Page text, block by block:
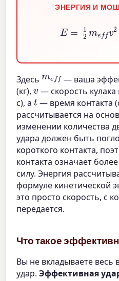
ЭНЕРГИЯ И
Здесьmef— ваша
(кг),v — скорость
с), аt— время контакта
рассчитывается на
изменении количества
удара должен быть
короткого контакта,
контакта означает
силу. Энергия
формуле кинетической
это просто скорость, с
передается.
Что такое
Вы не вкладываете весь
удар.Эффективная